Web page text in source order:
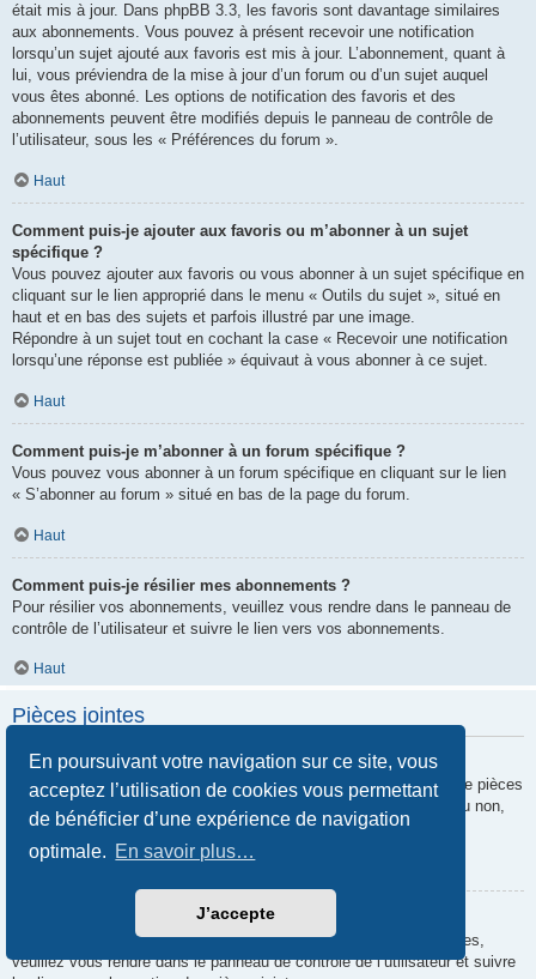
En poursuivant votre navigation sur ce site, vous
acceptez l’utilisation de cookies vous permettant
de bénéficier d’une expérience de navigation
optimale. En savoir plus…
J’accepte
était mis à jour. Dans phpBB 3.3, les favoris sont davantage similaires
aux abonnements. Vous pouvez à présent recevoir une notification
lorsqu’un sujet ajouté aux favoris est mis à jour. L’abonnement, quant à
lui, vous préviendra de la mise à jour d’un forum ou d’un sujet auquel
vous êtes abonné. Les options de notification des favoris et des
abonnements peuvent être modifiés depuis le panneau de contrôle de
l’utilisateur, sous les « Préférences du forum ».
Haut
Comment puis-je ajouter aux favoris ou m’abonner à un sujet
spécifique ?
Vous pouvez ajouter aux favoris ou vous abonner à un sujet spécifique en
cliquant sur le lien approprié dans le menu « Outils du sujet », situé en
haut et en bas des sujets et parfois illustré par une image.
Répondre à un sujet tout en cochant la case « Recevoir une notification
lorsqu’une réponse est publiée » équivaut à vous abonner à ce sujet.
Haut
Comment puis-je m’abonner à un forum spécifique ?
Vous pouvez vous abonner à un forum spécifique en cliquant sur le lien
« S’abonner au forum » situé en bas de la page du forum.
Haut
Comment puis-je résilier mes abonnements ?
Pour résilier vos abonnements, veuillez vous rendre dans le panneau de
contrôle de l’utilisateur et suivre le lien vers vos abonnements.
Haut
Pièces jointes
Quelles pièces jointes sont autorisées sur ce forum ?
Chaque administrateur peut autoriser ou interdire certains types de pièces
jointes. Si vous n’êtes pas certain de savoir ce qui est autorisé ou non,
nous vous invitons à contacter un administrateur du forum.
Comment puis-je retrouver toutes mes pièces jointes ?
Pour retrouver la liste des pièces jointes que vous avez transférées,
veuillez vous rendre dans le panneau de contrôle de l’utilisateur et suivre